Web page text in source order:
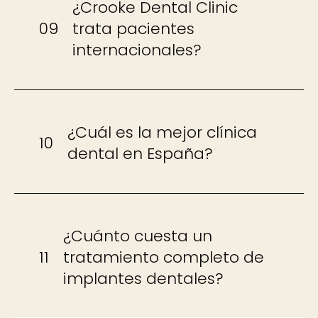
09
¿Crooke Dental Clinic
trata pacientes
internacionales?
10
¿Cuál es la mejor clínica
dental en España?
11
¿Cuánto cuesta un
tratamiento completo de
implantes dentales?